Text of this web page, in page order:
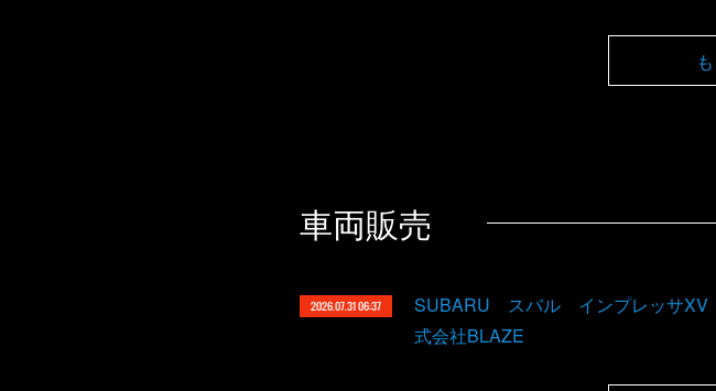
車両販売
2026.07.31 06:37
SUBARU スバル インプレッサ
式会社BLAZE